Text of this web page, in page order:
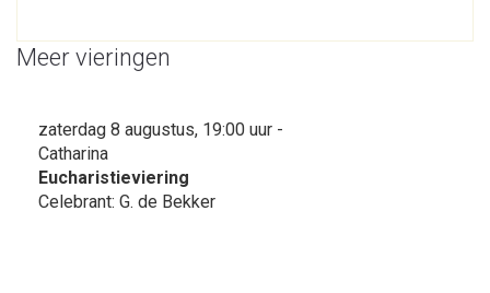
Meer vieringen
zaterdag 8 augustus, 19:00 uur -
Catharina
Eucharistieviering
Celebrant: G. de Bekker